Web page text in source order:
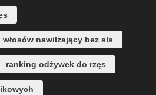
nawilżający bez sls
ranking odżywek do rzęs